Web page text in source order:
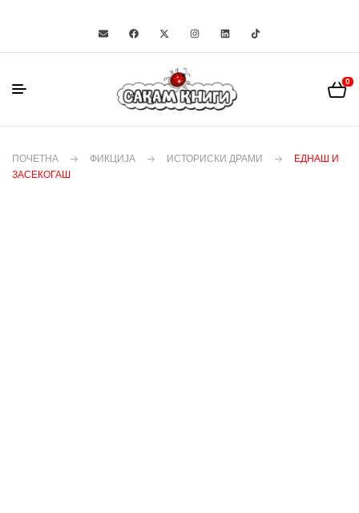
0
ПОЧЕТНА ФИКЦИЈА ИСТОРИСКИ ДРАМИ
ЕДНАШ И
ЗАСЕКОГАШ